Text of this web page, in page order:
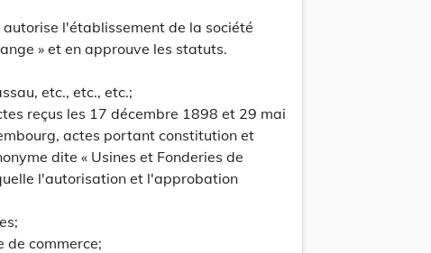
l'établissement de la société
» et en approuve les statuts.
etc., etc., etc.;
reçus les 17 décembre 1898 et 29 mai
actes portant constitution et
dite « Usines et Fonderies de
l'autorisation et l'approbation
de commerce;